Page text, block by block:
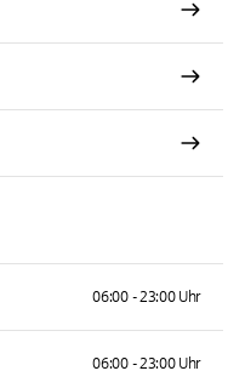
06:00 - 23:00 Uhr
06:00 - 23:00 Uhr